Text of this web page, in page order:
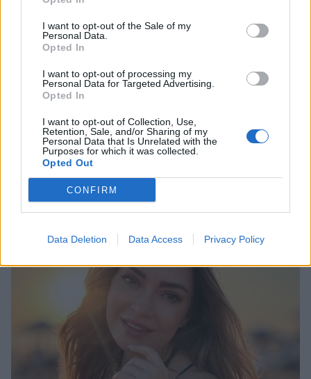
I want to opt-out of the Sale of my
Personal Data.
Opted In
I want to opt-out of processing my
Personal Data for Targeted Advertising.
Opted In
I want to opt-out of Collection, Use,
Retention, Sale, and/or Sharing of my
Personal Data that Is Unrelated with the
Purposes for which it was collected.
Opted Out
CONFIRM
Data Deletion Data Access Privacy Policy
Ευρυδίκη Βαλαβάνη: Οικογενειακές στιγμές
στην Εύβοια μαζί με τον Γρηγόρη Μόργκαν
και τον γιο τους – «Αυτή είναι η πραγματική
πολυτέλεια»